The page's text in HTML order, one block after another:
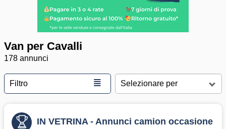
Van per Cavalli
178 annunci
Filtro ≣
IN VETRINA - Annunci camion occasione